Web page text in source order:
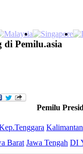
di Pemilu.asia
Pemilu
Kalimantan
Barat Jawa Tengah DI